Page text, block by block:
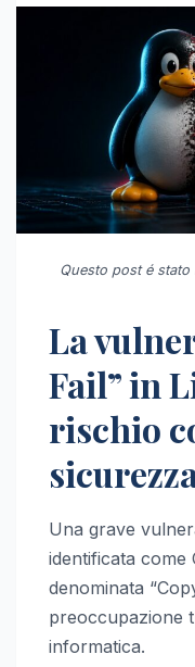
Questo post é stato
La
Fail” in
rischio
Una grave
identificata come
denominata
preoccupazione
informatica.